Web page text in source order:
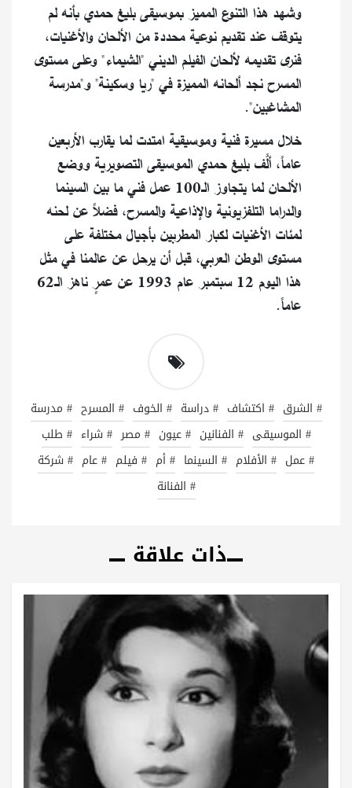
وشهد هذا التنوع المميز بموسيقى بليغ حمدي بأنه لم
يتوقف عند تقديم نوعية محددة من الألحان والأغنيات،
فنرى تقديمه لألحان الفيلم الديني "الشيماء" وعلى مستوى
المسرح نجد ألحانه المميزة في "ريا وسكينة" و"مدرسة
المشاغبين".
خلال مسيرة فنية وموسيقية امتدت لما يقارب الأربعين
عاماً، ألَّف بليغ حمدي الموسيقى التصويرية ووضع
الألحان لما يتجاوز الـ100 عمل فني ما بين السينما
والدراما التلفزيونية والإذاعية والمسرح، فضلاً عن لحنه
لمئات الأغنيات لكبار المطربين بأجيال مختلفة على
مستوى الوطن العربي، قبل أن يرحل عن عالمنا في مثل
هذا اليوم 12 سبتمبر عام 1993 عن عمرٍ ناهز الـ62
عاماً.
# الشرق # اكتشاف # دراسة # الخوف # المسرح # مدرسة
# الموسيقى # الفنانين # عيون # مصر # شراء # طلب
# عمل # الأفلام # السينما # أم # فيلم # عام # شركة
# الفنانة
ذات علاقة